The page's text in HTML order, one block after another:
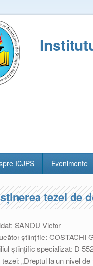
ICJPS Evenimente
tezei de
SANDU Victor
ştiinţific: COSTACHI
ştiinţific specializat: D
tezei: „Dreptul la un nivel